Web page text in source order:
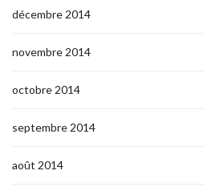
décembre 2014
novembre 2014
octobre 2014
septembre 2014
août 2014